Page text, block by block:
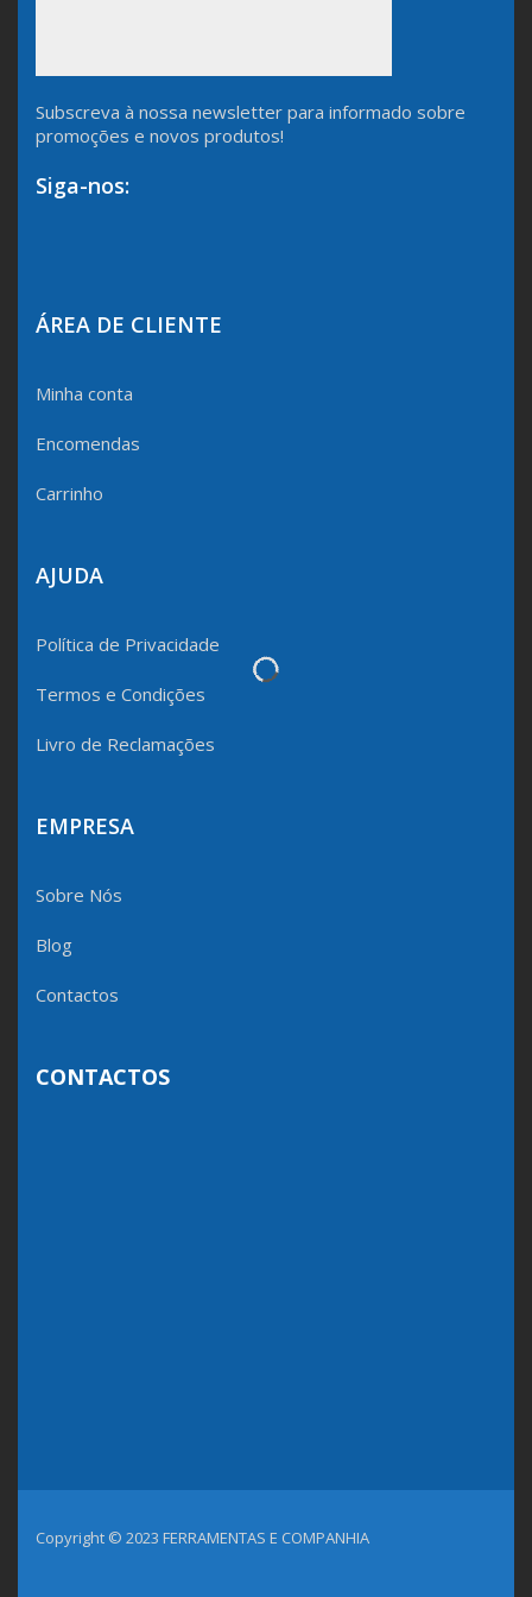
Subscreva à nossa newsletter para informado sobre
promoções e novos produtos!
Siga-nos:
ÁREA DE CLIENTE
Minha conta
Encomendas
Carrinho
AJUDA
Política de Privacidade
Termos e Condições
Livro de Reclamações
EMPRESA
Sobre Nós
Blog
Contactos
CONTACTOS
Copyright © 2023 FERRAMENTAS E COMPANHIA